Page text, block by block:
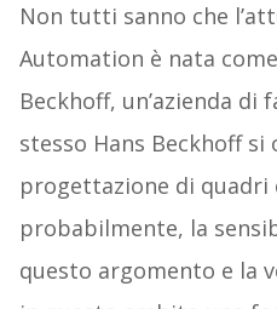
Non tutti sanno che
Automation è nata
Beckhoff, un’azienda di
stesso Hans Beckhoff si
progettazione di quadri
probabilmente, la
questo argomento e la